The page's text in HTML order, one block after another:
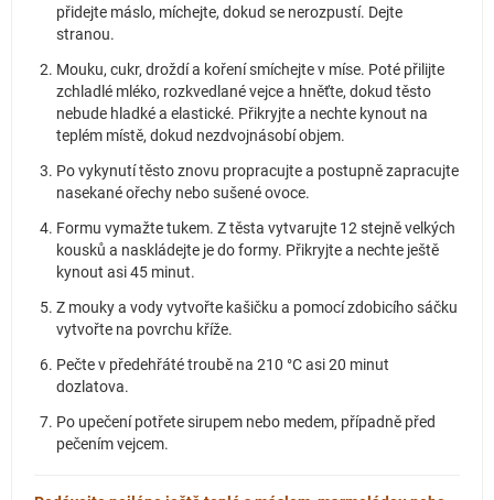
přidejte máslo, míchejte, dokud se nerozpustí. Dejte
stranou.
Mouku, cukr, droždí a koření smíchejte v míse. Poté přilijte
zchladlé mléko, rozkvedlané vejce a hněťte, dokud těsto
nebude hladké a elastické. Přikryjte a nechte kynout na
teplém místě, dokud nezdvojnásobí objem.
Po vykynutí těsto znovu propracujte a postupně zapracujte
nasekané ořechy nebo sušené ovoce.
Formu vymažte tukem. Z těsta vytvarujte 12 stejně velkých
kousků a naskládejte je do formy. Přikryjte a nechte ještě
kynout asi 45 minut.
Z mouky a vody vytvořte kašičku a pomocí zdobicího sáčku
vytvořte na povrchu kříže.
Pečte v předehřáté troubě na 210 °C asi 20 minut
dozlatova.
Po upečení potřete sirupem nebo medem, případně před
pečením vejcem.